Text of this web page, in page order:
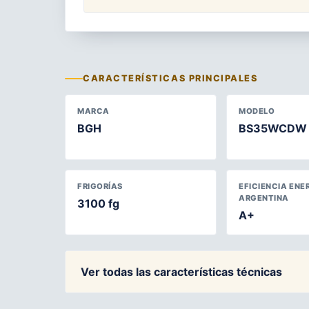
CARACTERÍSTICAS PRINCIPALES
MARCA
BGH
MODELO
BS35WCDW
FRIGORÍAS
3100 fg
EFICIENCIA
ARGENTINA
A+
Ver todas las características técnicas